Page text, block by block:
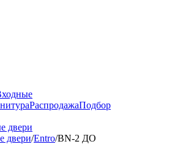
РаспродажаПодбор
двери
двери/Entro/BN-2 ДО